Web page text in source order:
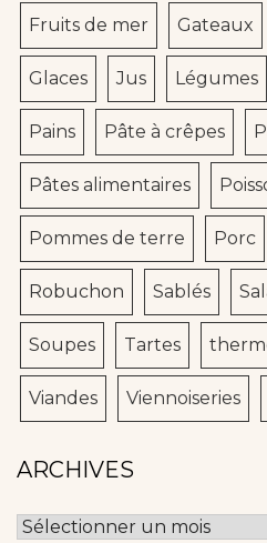
Fruits de mer Gateaux
Glaces Jus Légumes
Pains Pâte à crêpes
Pâtes alimentaires
Pommes de terre Porc
Robuchon Sablés
Soupes Tartes
Viandes Viennoiseries
ARCHIVES
Archives